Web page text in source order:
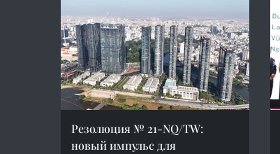
Резолюция № 21-NQ/TW:
новый импульс для